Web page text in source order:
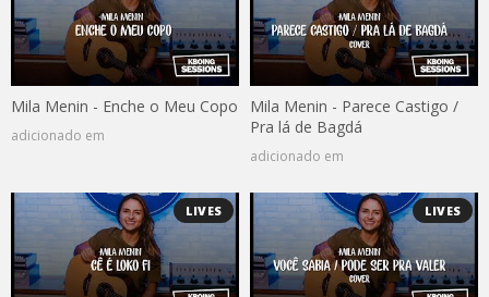
Mila Menin - Enche o Meu Copo
adicionado em
Mila Menin - Parece Castigo /
Pra lá de Bagdá
adicionado em
LIVES LIVES